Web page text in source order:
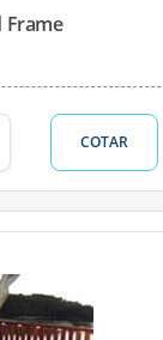
Frame
COTAR